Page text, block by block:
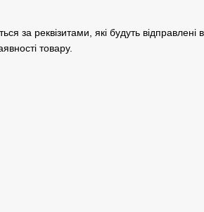
за реквізитами, які будуть
товару.